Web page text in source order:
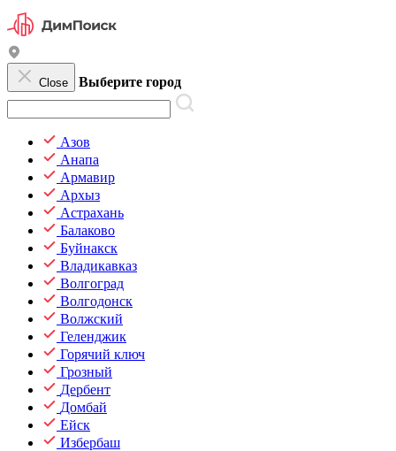
Close Выберите город
Азов
Анапа
Армавир
Архыз
Астрахань
Балаково
Буйнакск
Владикавказ
Волгоград
Волгодонск
Волжский
Геленджик
Горячий ключ
Грозный
Дербент
Домбай
Ейск
Избербаш